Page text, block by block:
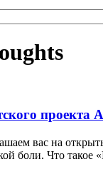
вас на
боли. Что